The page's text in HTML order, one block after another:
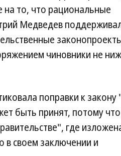
то, что рациональные
Медведев
чиновники не
поправки к закону
быть принят, потому
где
в своем заключении и